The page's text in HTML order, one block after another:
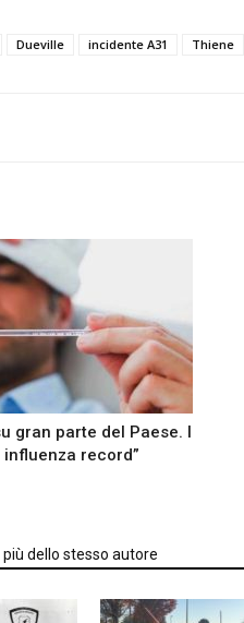
Dueville incidente A31 Thiene
gran parte del Paese. I
influenza record”
più dello stesso autore